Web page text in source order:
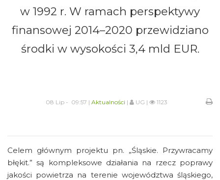
w 1992 r. W ramach perspektywy
finansowej 2014–2020 przewidziano
środki w wysokości 3,4 mld EUR.
08 Lip - 09:57 | Aktualności | UG | 1123
Celem głównym projektu pn. „Śląskie. Przywracamy
błękit.” są kompleksowe działania na rzecz poprawy
jakości powietrza na terenie województwa śląskiego,